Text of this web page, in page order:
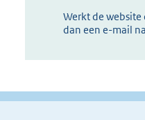
Werkt de
dan een e-mail